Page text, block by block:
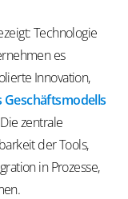
Technologie
es
Innovation,
zentrale
der Tools,
in Prozesse,